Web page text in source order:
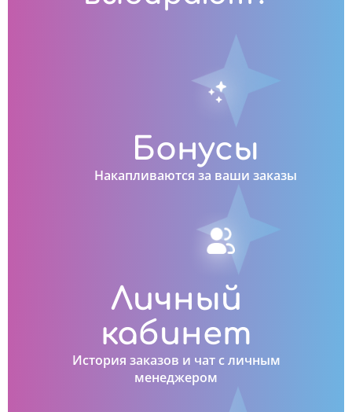
Бонусы
Накапливаются за ваши заказы
Личный
кабинет
История заказов и чат с личным
менеджером